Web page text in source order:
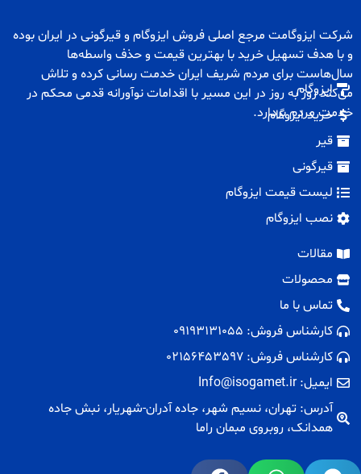
شرکت ایزوگامت مرجع اصلی فروش ایزوگام وقیرگونی در ایران بوده
و با هدف تسهیل خرید با بهترین قیمت و حذف واسطه‌ها
سال‌هاست برای مردم شریف ایران خدمت رسانی کرده و تلاش
می‌کند روز به روز در این مسیر با اقدامات نوآورانه قدمی محکم در
خدمت مردم بردارد.
ایزوگام
خرید ایزوگام
قیر
قیرگونی
لیست قیمت ایزوگام
نصب ایزوگام
مقالات
محصولات
تماس با ما
کارشناس فروش: 09193131055
کارشناس فروش: 02156453597
ایمیل: Info@isogamet.ir
آدرس: تهران، نسیم شهر، جاده آدران-شهریار، نبش جاده
همدانک، روبروی مبمان راما